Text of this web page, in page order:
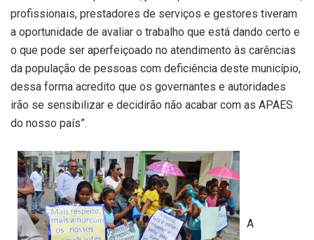
profissionais, prestadores de serviços e gestores tiveram
a oportunidade de avaliar o trabalho que está dando certo e
o que pode ser aperfeiçoado no atendimento às carências
da população de pessoas com deficiência deste município,
dessa forma acredito que os governantes e autoridades
irão se sensibilizar e decidirão não acabar com as APAES
do nosso país”.
A